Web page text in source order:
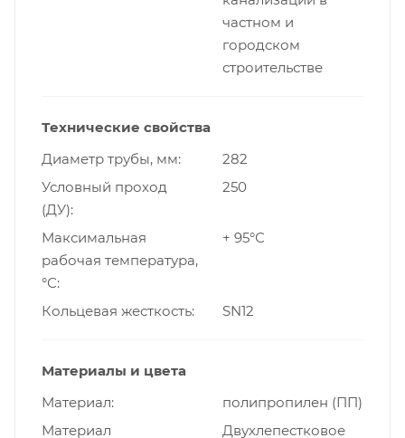
частном и
городском
строительстве
Технические свойства
Диаметр трубы, мм
282
Условный проход
(ДУ)
250
Максимальная
рабочая температура,
°С
+ 95°С
Кольцевая жесткость SN12
Материалы и цвета
Материал
полипропилен (ПП)
Материал
Двухлепестковое